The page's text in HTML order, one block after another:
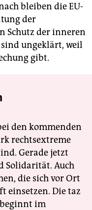
bleiben die EU-
der
Schutz der inneren
ungeklärt, weil
gibt.
den kommenden
rechtsextreme
Gerade jetzt
Solidarität. Auch
die sich vor Ort
einsetzen. Die taz
im